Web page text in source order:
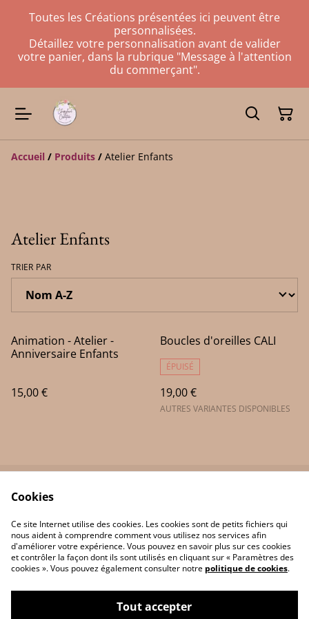
Toutes les Créations présentées ici peuvent être
personnalisées.
Détaillez votre personnalisation avant de valider
votre panier, dans la rubrique "Message à l'attention
du commerçant".
Accueil / Produits / Atelier Enfants
Atelier Enfants
TRIER PAR
Animation - Atelier -
Anniversaire Enfants
15,00 €
Boucles d'oreilles CALI
ÉPUISÉ
19,00 €
AUTRES VARIANTES DISPONIBLES
Politique de
confidentialité
Politique des cookies
Cookies
Ce site Internet utilise des cookies. Les cookies sont de petits fichiers qui
nous aident à comprendre comment vous utilisez nos services afin
d'améliorer votre expérience. Vous pouvez en savoir plus sur ces cookies
et contrôler la façon dont ils sont utilisés en cliquant sur « Paramètres des
cookies ». Vous pouvez également consulter notre politique de cookies.
Tout accepter